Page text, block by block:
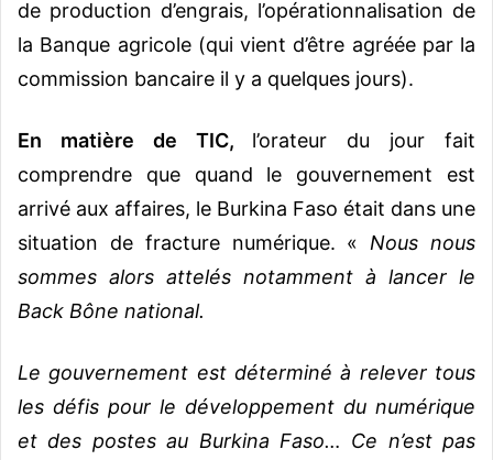
de production d’engrais, l’opérationnalisation de
la Banque agricole (qui vient d’être agréée par la
commission bancaire il y a quelques jours).
En matière de TIC, l’orateur du jour fait
comprendre que quand le gouvernement est
arrivé aux affaires, le Burkina Faso était dans une
situation de fracture numérique. « Nous nous
sommes alors attelés notamment à lancer le
Back Bône national.
Le gouvernement est déterminé à relever tous
les défis pour le développement du numérique
et des postes au Burkina Faso… Ce n’est pas